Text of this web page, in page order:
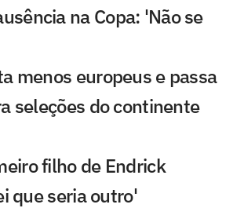
na Copa: 'Não se
menos europeus e passa
seleções do continente
filho de Endrick
que seria outro'